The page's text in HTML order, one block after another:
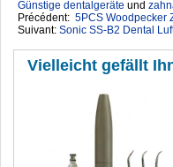
Günstige dentalgeräte ‎ und
Précédent: 5PCS Woodpecker
Suivant: Sonic SS-B2 Dental
Vielleicht gefällt